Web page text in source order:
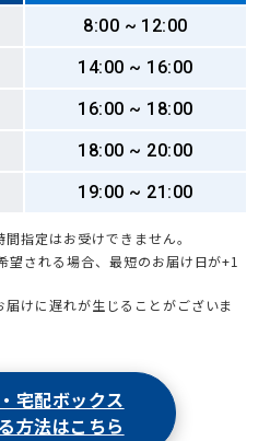
8:00 ~ 12:00
14:00 ~ 16:00
16:00 ~ 18:00
18:00 ~ 20:00
19:00 ~ 21:00
指定はお受けできません。
される場合、最短のお届け日が+1
けに遅れが生じることがございま
宅配ボックス
方法はこちら